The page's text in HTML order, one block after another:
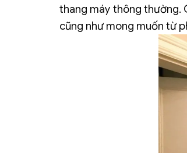
thang máy thông thường.
cũng như mong muốn từ